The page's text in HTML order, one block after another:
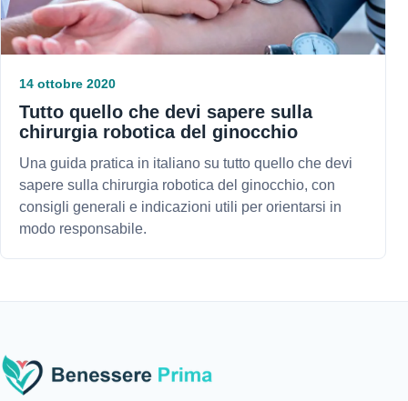
14 ottobre 2020
Tutto quello che devi sapere sulla
chirurgia robotica del ginocchio
Una guida pratica in italiano su tutto quello che devi
sapere sulla chirurgia robotica del ginocchio, con
consigli generali e indicazioni utili per orientarsi in
modo responsabile.